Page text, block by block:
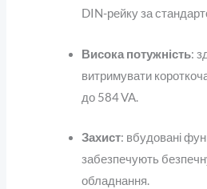
DIN-рейку за
Висока потужність:
витримувати
до 584 VA.
Захист: вбудовані
забезпечують
обладнання.